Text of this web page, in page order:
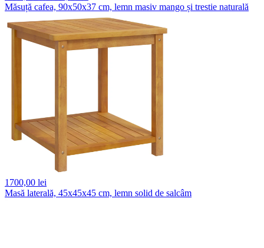
Măsuță cafea, 90x50x37 cm, lemn masiv mango și trestie naturală
1700,00 lei
Masă laterală, 45x45x45 cm, lemn solid de salcâm